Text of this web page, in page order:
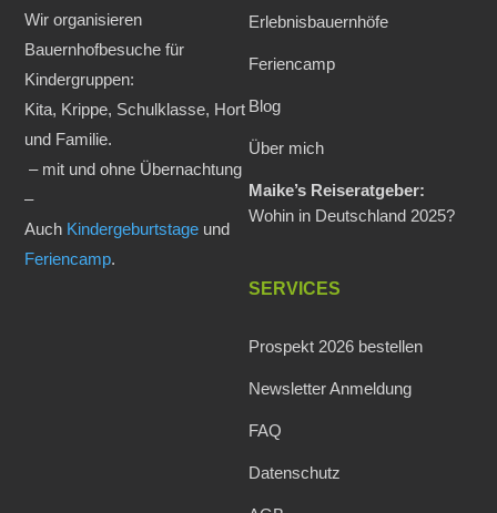
Wir organisieren
Bauernhofbesuche für
Kindergruppen:
Kita, Krippe, Schulklasse, Hort
und Familie.
– mit und ohne Übernachtung
–
Auch Kindergeburtstage und
Feriencamp.
Erlebnisbauernhöfe
Feriencamp
Blog
Über mich
Maike’s Reiseratgeber:
Wohin in Deutschland 2025?
SERVICES
Prospekt 2026 bestellen
Newsletter Anmeldung
FAQ
Datenschutz